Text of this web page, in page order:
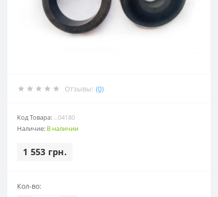
Отзывы: (0)
Код Товара: ...04180
Наличие: В наличии
1 553 грн.
Кол-во: